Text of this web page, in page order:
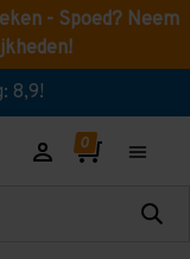
- Spoed? Neem
8,9!